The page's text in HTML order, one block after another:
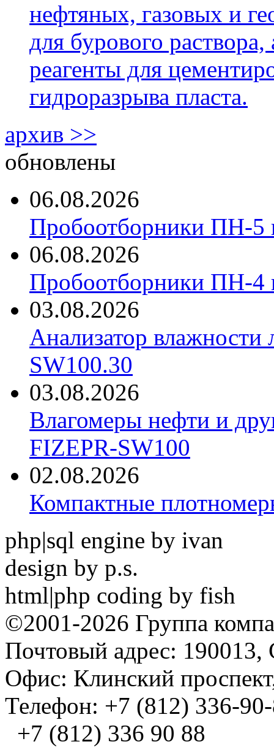
нефтяных, газовых и
для бурового
реагенты для
гидроразрыва пласта.
архив >>
обновлены
06.08.2026
Пробоотборники ПН-
06.08.2026
Пробоотборники ПН-
03.08.2026
Анализатор
SW100.30
03.08.2026
Влагомеры нефти и
FIZEPR-SW100
02.08.2026
Компактные
php|sql engine by ivan
design by p.s.
html|php coding by fish
©2001-2026 Группа
Почтовый адрес: 190013,
Офис: Клинский
Телефон: +7 (812) 336-
+7 (812) 336 90 88